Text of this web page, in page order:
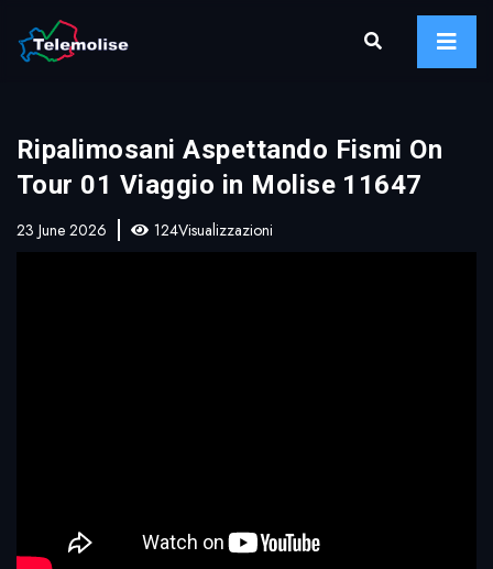
Ripalimosani Aspettando Fismi On
Tour 01 Viaggio in Molise 11647
23 June 2026 124Visualizzazioni